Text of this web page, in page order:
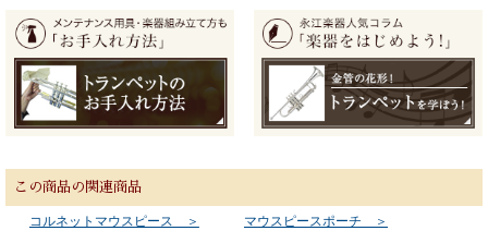
この商品の関連商品
コルネットマウスピース ＞
マウスピースポーチ ＞